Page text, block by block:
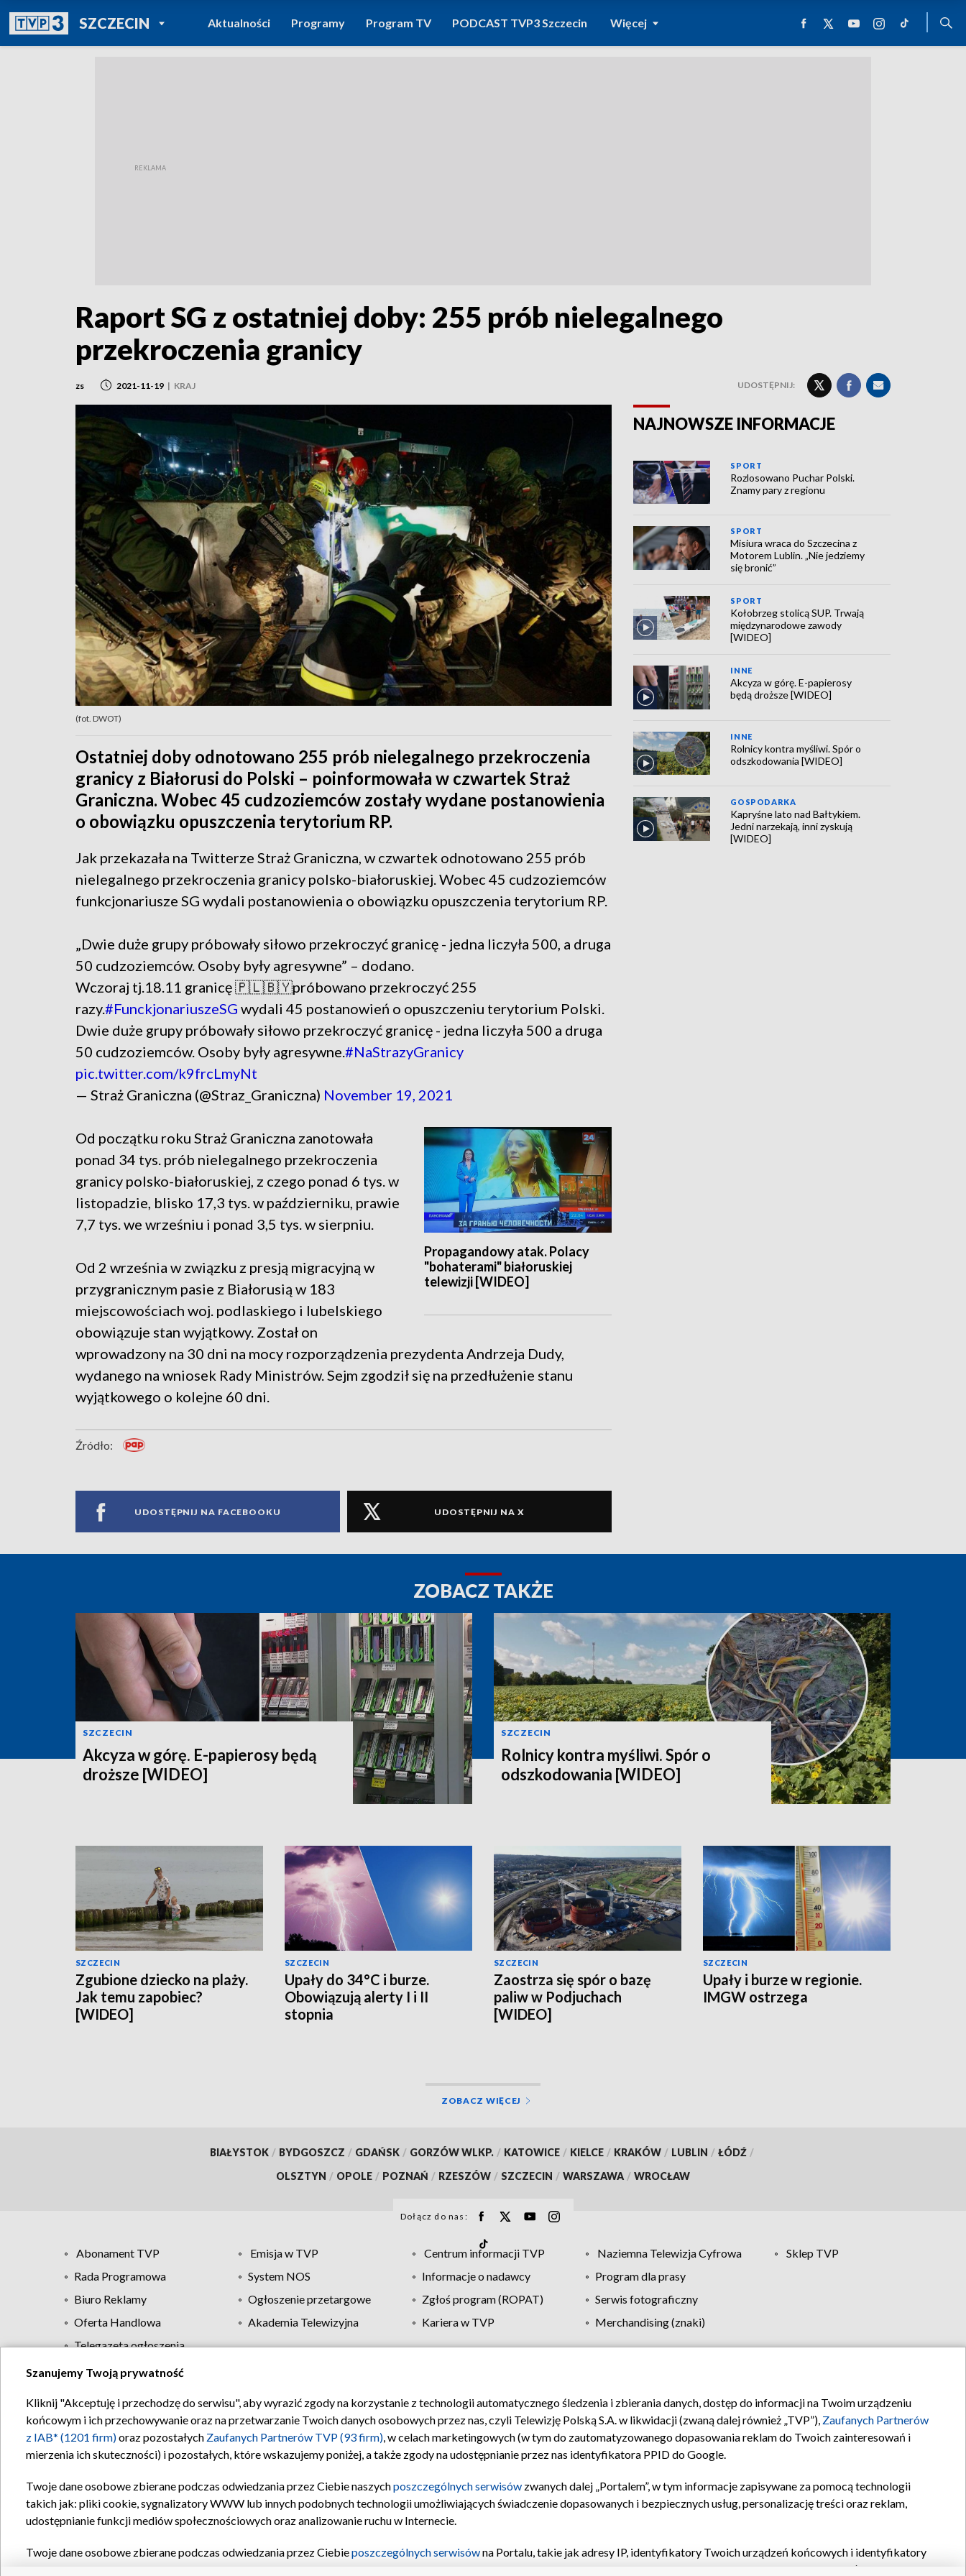
SZCZECINPOWRÓT DO
TVP REGIONY
Aktualności Programy Program TV PODCAST TVP3 Szczecin Więcej
Raport SG z ostatniej doby: 255 prób nielegalnego
przekroczenia granicy
zs 2021-11-19 | KRAJ UDOSTĘPNIJ:
(fot. DWOT)
Ostatniej doby odnotowano 255 prób nielegalnego przekroczenia
granicy z Białorusi do Polski – poinformowała w czwartek Straż
Graniczna. Wobec 45 cudzoziemców zostały wydane postanowienia
o obowiązku opuszczenia terytorium RP.
Jak przekazała na Twitterze Straż Graniczna, w czwartek odnotowano 255 prób
nielegalnego przekroczenia granicy polsko-białoruskiej. Wobec 45 cudzoziemców
funkcjonariusze SG wydali postanowienia o obowiązku opuszczenia terytorium RP.
„Dwie duże grupy próbowały siłowo przekroczyć granicę - jedna liczyła 500, a druga
50 cudzoziemców. Osoby były agresywne” – dodano.
Wczoraj tj.18.11 granicę 🇵🇱🇧🇾próbowano przekroczyć 255
razy.#FunckjonariuszeSG wydali 45 postanowień o opuszczeniu terytorium Polski.
Dwie duże grupy próbowały siłowo przekroczyć granicę - jedna liczyła 500 a druga
50 cudzoziemców. Osoby były agresywne.#NaStrazyGranicy
pic.twitter.com/k9frcLmyNt
— Straż Graniczna (@Straz_Graniczna) November 19, 2021
Propagandowy atak. Polacy
"bohaterami" białoruskiej
telewizji [WIDEO]
Od początku roku Straż Graniczna zanotowała
ponad 34 tys. prób nielegalnego przekroczenia
granicy polsko-białoruskiej, z czego ponad 6 tys. w
listopadzie, blisko 17,3 tys. w październiku, prawie
7,7 tys. we wrześniu i ponad 3,5 tys. w sierpniu.
Od 2 września w związku z presją migracyjną w
przygranicznym pasie z Białorusią w 183
miejscowościach woj. podlaskiego i lubelskiego
obowiązuje stan wyjątkowy. Został on
wprowadzony na 30 dni na mocy rozporządzenia prezydenta Andrzeja Dudy,
wydanego na wniosek Rady Ministrów. Sejm zgodził się na przedłużenie stanu
wyjątkowego o kolejne 60 dni.
Źródło:
UDOSTĘPNIJ NA FACEBOOKU UDOSTĘPNIJ NA X
NAJNOWSZE INFORMACJE
SPORT
Rozlosowano Puchar Polski.
Znamy pary z regionu
SPORT
Misiura wraca do Szczecina z
Motorem Lublin. „Nie jedziemy
się bronić”
SPORT
Kołobrzeg stolicą SUP. Trwają
międzynarodowe zawody
[WIDEO]
INNE
Akcyza w górę. E-papierosy
będą droższe [WIDEO]
INNE
Rolnicy kontra myśliwi. Spór o
odszkodowania [WIDEO]
GOSPODARKA
Kapryśne lato nad Bałtykiem.
Jedni narzekają, inni zyskują
[WIDEO]
ZOBACZ TAKŻE
SZCZECIN
Akcyza w górę. E-papierosy będą
droższe [WIDEO]
SZCZECIN
Rolnicy kontra myśliwi. Spór o
odszkodowania [WIDEO]
SZCZECIN
Zgubione dziecko na plaży.
Jak temu zapobiec?
[WIDEO]
SZCZECIN
Upały do 34°C i burze.
Obowiązują alerty I i II
stopnia
SZCZECIN
Zaostrza się spór o bazę
paliw w Podjuchach
[WIDEO]
SZCZECIN
Upały i burze w regionie.
IMGW ostrzega
ZOBACZ WIĘCEJ
BIAŁYSTOK / BYDGOSZCZ / GDAŃSK / GORZÓW WLKP. / KATOWICE / KIELCE / KRAKÓW / LUBLIN / ŁÓDŹ /
OLSZTYN / OPOLE / POZNAŃ / RZESZÓW / SZCZECIN / WARSZAWA / WROCŁAW
Dołącz do nas:
Abonament TVP Emisja w TVP Centrum informacji TVP Naziemna Telewizja Cyfrowa
Sklep TVP
Rada Programowa
System NOS Informacje o nadawcy
Program dla prasy
Biuro Reklamy
Ogłoszenie przetargowe Zgłoś program (ROPAT)
Serwis fotograficzny
Oferta Handlowa
Akademia Telewizyjna Kariera w TVP
Merchandising (znaki)
Telegazeta ogłoszenia
Regulamin TVP Polityka prywatności Moje zgody Pomoc Biuro reklamy Kontakt
Szanujemy Twoją prywatność
Kliknij "Akceptuję i przechodzę do serwisu", aby wyrazić zgody na korzystanie z technologii automatycznego śledzenia i zbierania danych, dostęp do informacji na Twoim urządzeniu
końcowym i ich przechowywanie oraz na przetwarzanie Twoich danych osobowych przez nas, czyli Telewizję Polską S.A. w likwidacji (zwaną dalej również „TVP”), Zaufanych Partnerów
z IAB* (1201 firm)oraz pozostałych Zaufanych Partnerów TVP (93 firm), w celach marketingowych (w tym do zautomatyzowanego dopasowania reklam do Twoich zainteresowań i
mierzenia ich skuteczności) i pozostałych, które wskazujemy poniżej, a także zgody na udostępnianie przez nas identyfikatora PPID do Google.
Twoje dane osobowe zbierane podczas odwiedzania przez Ciebie naszychposzczególnych serwisów zwanych dalej „Portalem”, w tym informacje zapisywane za pomocą technologii
takich jak: pliki cookie, sygnalizatory WWW lub innych podobnych technologii umożliwiających świadczenie dopasowanych i bezpiecznych usług, personalizację treści oraz reklam,
udostępnianie funkcji mediów społecznościowych oraz analizowanie ruchu w Internecie.
Twoje dane osobowe zbierane podczas odwiedzania przez Ciebieposzczególnych serwisówna Portalu, takie jak adresy IP, identyfikatory Twoich urządzeń końcowych i identyfikatory
oraz pozostałych